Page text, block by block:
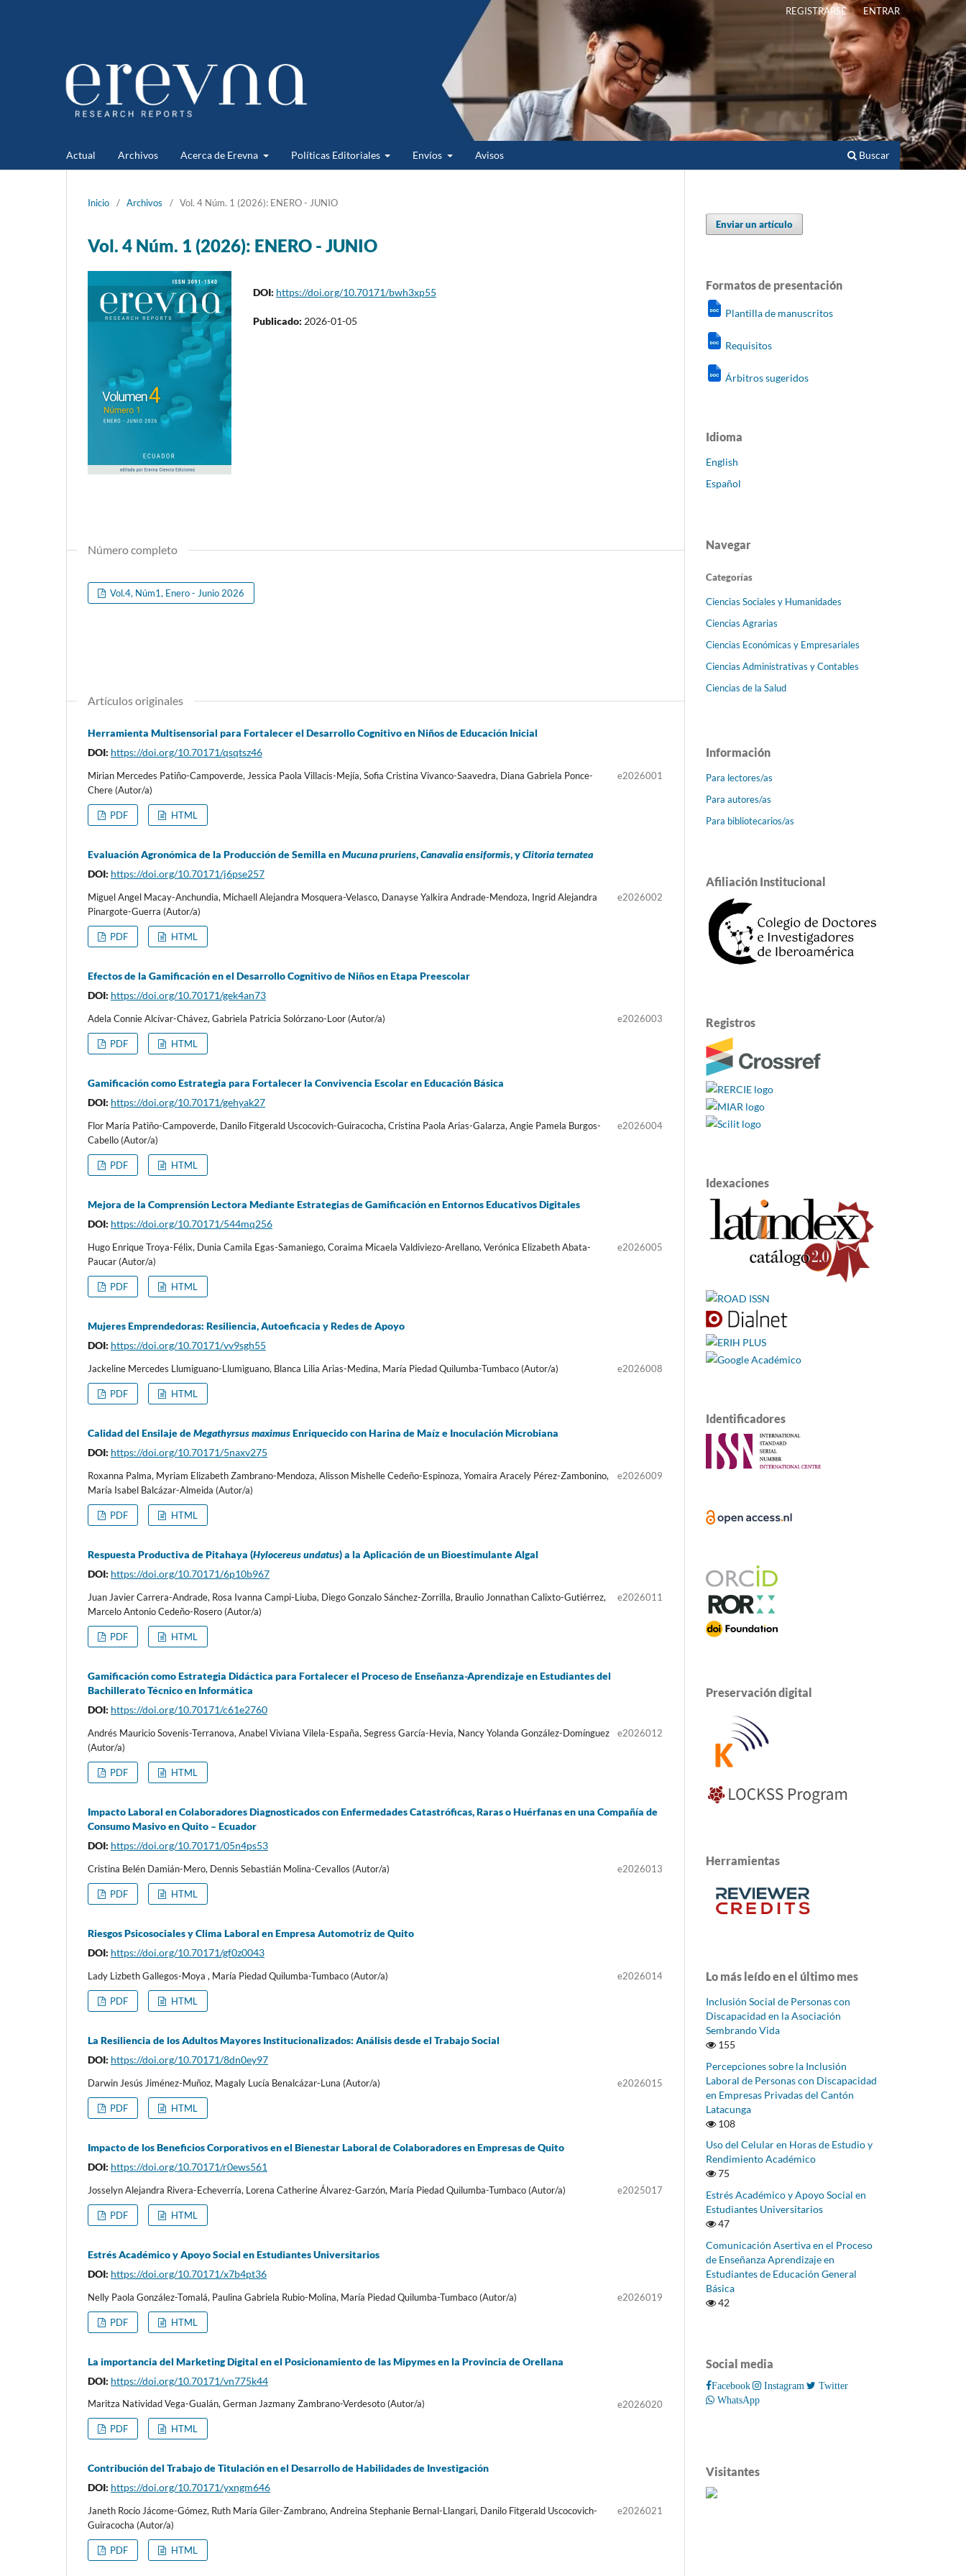
Actual Archivos Acerca de Erevna Políticas Editoriales Envíos Avisos Buscar
REGISTRARSE ENTRAR
Inicio / Archivos / Vol. 4 Núm. 1 (2026): ENERO - JUNIO
Vol. 4 Núm. 1 (2026): ENERO - JUNIO
DOI: https://doi.org/10.70171/bwh3xp55
Publicado: 2026-01-05
Número completo
Vol.4, Núm1, Enero - Junio 2026
Artículos originales
Herramienta Multisensorial para Fortalecer el Desarrollo Cognitivo en Niños de Educación Inicial
DOI: https://doi.org/10.70171/qsqtsz46
Mirian Mercedes Patiño-Campoverde, Jessica Paola Villacis-Mejía, Sofia Cristina Vivanco-Saavedra, Diana Gabriela Ponce-
Chere (Autor/a)
e2026001
PDF HTML
Evaluación Agronómica de la Producción de Semilla enMucuna pruriens,Canavalia ensiformis, yClitoria ternatea
DOI: https://doi.org/10.70171/j6pse257
Miguel Angel Macay-Anchundia, Michaell Alejandra Mosquera-Velasco, Danayse Yalkira Andrade-Mendoza, Ingrid Alejandra
Pinargote-Guerra (Autor/a)
e2026002
PDF HTML
Efectos de la Gamificación en el Desarrollo Cognitivo de Niños en Etapa Preescolar
DOI: https://doi.org/10.70171/gek4an73
Adela Connie Alcívar-Chávez, Gabriela Patricia Solórzano-Loor (Autor/a) e2026003
PDF HTML
Gamificación como Estrategia para Fortalecer la Convivencia Escolar en Educación Básica
DOI: https://doi.org/10.70171/gehyak27
Flor María Patiño-Campoverde, Danilo Fitgerald Uscocovich-Guiracocha, Cristina Paola Arias-Galarza, Angie Pamela Burgos-
Cabello (Autor/a)
e2026004
PDF HTML
Mejora de la Comprensión Lectora Mediante Estrategias de Gamificación en Entornos Educativos Digitales
DOI: https://doi.org/10.70171/544mq256
Hugo Enrique Troya-Félix, Dunia Camila Egas-Samaniego, Coraima Micaela Valdiviezo-Arellano, Verónica Elizabeth Abata-
Paucar (Autor/a)
e2026005
PDF HTML
Mujeres Emprendedoras: Resiliencia, Autoeficacia y Redes de Apoyo
DOI: https://doi.org/10.70171/vv9sgh55
Jackeline Mercedes Llumiguano-Llumiguano, Blanca Lilia Arias-Medina, María Piedad Quilumba-Tumbaco (Autor/a) e2026008
PDF HTML
Calidad del Ensilaje deMegathyrsus maximusEnriquecido con Harina de Maíz e Inoculación Microbiana
DOI: https://doi.org/10.70171/5naxv275
Roxanna Palma, Myriam Elizabeth Zambrano-Mendoza, Alisson Mishelle Cedeño-Espinoza, Yomaira Aracely Pérez-Zambonino,
María Isabel Balcázar-Almeida (Autor/a)
e2026009
PDF HTML
Respuesta Productiva de Pitahaya (Hylocereus undatus) a la Aplicación de un Bioestimulante Algal
DOI: https://doi.org/10.70171/6p10b967
Juan Javier Carrera-Andrade, Rosa Ivanna Campi-Liuba, Diego Gonzalo Sánchez-Zorrilla, Braulio Jonnathan Calixto-Gutiérrez,
Marcelo Antonio Cedeño-Rosero (Autor/a)
e2026011
PDF HTML
Gamificación como Estrategia Didáctica para Fortalecer el Proceso de Enseñanza-Aprendizaje en Estudiantes del
Bachillerato Técnico en Informática
DOI: https://doi.org/10.70171/c61e2760
Andrés Mauricio Sovenis-Terranova, Anabel Viviana Vilela-España, Segress García-Hevia, Nancy Yolanda González-Domínguez
(Autor/a)
e2026012
PDF HTML
Impacto Laboral en Colaboradores Diagnosticados con Enfermedades Catastróficas, Raras o Huérfanas en una Compañía de
Consumo Masivo en Quito – Ecuador
DOI: https://doi.org/10.70171/05n4ps53
Cristina Belén Damián-Mero, Dennis Sebastián Molina-Cevallos (Autor/a) e2026013
PDF HTML
Riesgos Psicosociales y Clima Laboral en Empresa Automotriz de Quito
DOI: https://doi.org/10.70171/gf0z0043
Lady Lizbeth Gallegos-Moya , María Piedad Quilumba-Tumbaco (Autor/a) e2026014
PDF HTML
La Resiliencia de los Adultos Mayores Institucionalizados: Análisis desde el Trabajo Social
DOI: https://doi.org/10.70171/8dn0ey97
Darwin Jesús Jiménez-Muñoz, Magaly Lucía Benalcázar-Luna (Autor/a) e2026015
PDF HTML
Impacto de los Beneficios Corporativos en el Bienestar Laboral de Colaboradores en Empresas de Quito
DOI: https://doi.org/10.70171/r0ews561
Josselyn Alejandra Rivera-Echeverría, Lorena Catherine Álvarez-Garzón, María Piedad Quilumba-Tumbaco (Autor/a) e2025017
PDF HTML
Estrés Académico y Apoyo Social en Estudiantes Universitarios
DOI: https://doi.org/10.70171/x7b4pt36
Nelly Paola González-Tomalá, Paulina Gabriela Rubio-Molina, María Piedad Quilumba-Tumbaco (Autor/a) e2026019
PDF HTML
La importancia del Marketing Digital en el Posicionamiento de las Mipymes en la Provincia de Orellana
DOI: https://doi.org/10.70171/vn775k44
Maritza Natividad Vega-Gualán, German Jazmany Zambrano-Verdesoto (Autor/a) e2026020
PDF HTML
Contribución del Trabajo de Titulación en el Desarrollo de Habilidades de Investigación
DOI: https://doi.org/10.70171/yxngm646
Janeth Rocío Jácome-Gómez, Ruth María Giler-Zambrano, Andreina Stephanie Bernal-Llangari, Danilo Fitgerald Uscocovich-
Guiracocha (Autor/a)
e2026021
PDF HTML
Enviar un artículo
Formatos de presentación
Plantilla de manuscritos
Requisitos
Árbitros sugeridos
Idioma
English
Español
Navegar
Categorías
Ciencias Sociales y Humanidades
Ciencias Agrarias
Ciencias Económicas y Empresariales
Ciencias Administrativas y Contables
Ciencias de la Salud
Información
Para lectores/as
Para autores/as
Para bibliotecarios/as
Afiliación Institucional
Registros
Idexaciones
Identificadores
Preservación digital
Herramientas
Lo más leído en el último mes
Inclusión Social de Personas con
Discapacidad en la Asociación
Sembrando Vida
155
Percepciones sobre la Inclusión
Laboral de Personas con Discapacidad
en Empresas Privadas del Cantón
Latacunga
108
Uso del Celular en Horas de Estudio y
Rendimiento Académico
75
Estrés Académico y Apoyo Social en
Estudiantes Universitarios
47
Comunicación Asertiva en el Proceso
de Enseñanza Aprendizaje en
Estudiantes de Educación General
Básica
42
Social media
Facebook Instagram
Twitter
WhatsApp
Visitantes